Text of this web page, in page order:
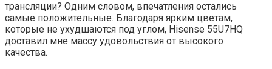
трансляции? Одним словом, впечатления остались
самые положительные. Благодаря ярким цветам,
которые не ухудшаются под углом, Hisense 55U7HQ
доставил мне массу удовольствия от высокого
качества.